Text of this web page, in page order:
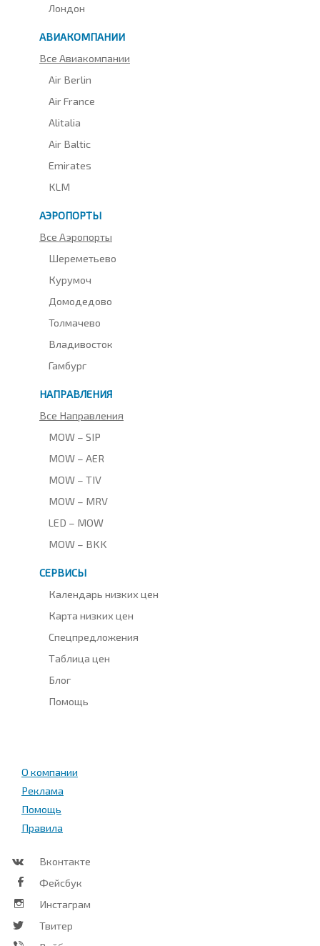
Лондон
АВИАКОМПАНИИ
Все Авиакомпании
Air Berlin
Air France
Alitalia
Air Baltic
Emirates
KLM
АЭРОПОРТЫ
Все Аэропорты
Шереметьево
Курумоч
Домодедово
Толмачево
Владивосток
Гамбург
НАПРАВЛЕНИЯ
Все Направления
MOW – SIP
MOW – AER
MOW – TIV
MOW – MRV
LED – MOW
MOW – BKK
СЕРВИСЫ
Календарь низких цен
Карта низких цен
Спецпредложения
Таблица цен
Блог
Помощь
О компании
Реклама
Помощь
Правила
Вконтакте
Фейсбук
Инстаграм
Твитер